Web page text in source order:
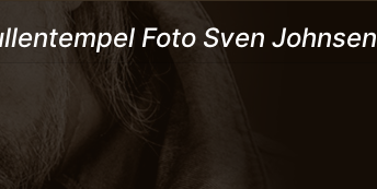
Foto Sven Johnsen